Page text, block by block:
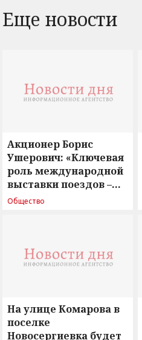
Еще новости
Акционер Борис
Ушерович: «Ключевая
роль международной
выставки поездов –
поиск ответов на
Общество
На улице Комарова в
поселке
Новосергиевка будет